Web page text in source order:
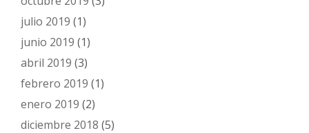
julio 2019 (1)
junio 2019 (1)
abril 2019 (3)
febrero 2019 (1)
enero 2019 (2)
diciembre 2018 (5)